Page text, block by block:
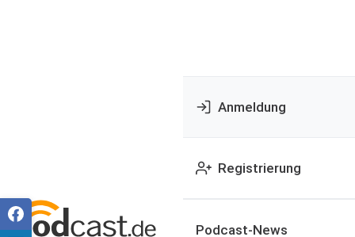
Anmeldung
Registrierung
Podcast-News